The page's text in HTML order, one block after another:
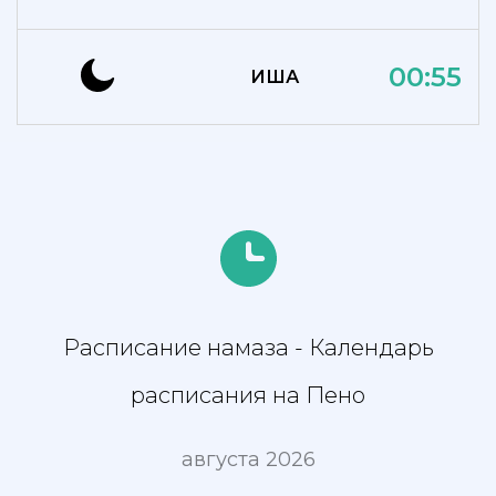
ИША 00:55
Расписание намаза - Календарь
расписания на Пено
августа 2026